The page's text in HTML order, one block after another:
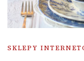
SKLEPY